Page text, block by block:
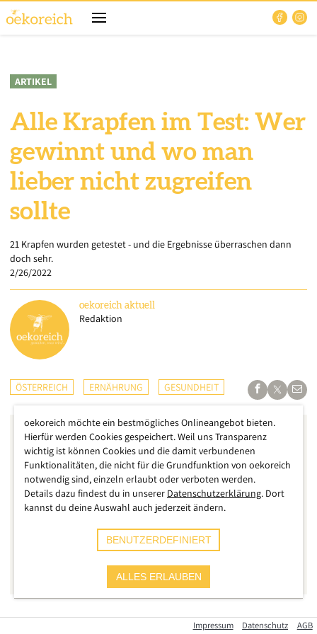
ARTIKEL
Alle Krapfen im Test: Wer
gewinnt und wo man
lieber nicht zugreifen
sollte
21 Krapfen wurden getestet - und die Ergebnisse überraschen dann
doch sehr.
2/26/2022
oekoreich aktuell
Redaktion
ÖSTERREICH ERNÄHRUNG GESUNDHEIT
Die Hochsaison der Krapfen erreicht ihren Höhepunkt und
Impressum Datenschutz AGB
oekoreich möchte ein bestmögliches Onlineangebot bieten.
Hierfür werden Cookies gespeichert. Weil uns Transparenz
wichtig ist können Cookies und die damit verbundenen
Funktionalitäten, die nicht für die Grundfunktion von oekoreich
notwendig sind, einzeln erlaubt oder verboten werden.
Details dazu findest du in unserer Datenschutzerklärung. Dort
kannst du deine Auswahl auch jederzeit ändern.
BENUTZERDEFINIERT
ALLES ERLAUBEN